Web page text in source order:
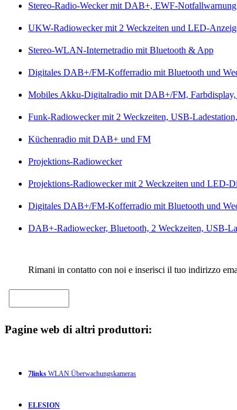
Stereo-Radio-Wecker mit DAB+, EWF-
UKW-Radiowecker mit 2 Weckzeiten und LED-
Stereo-WLAN-Internetradio mit Bluetooth & App
Digitales DAB+/FM-Kofferradio mit Bluetooth und
Mobiles Akku-Digitalradio mit DAB+/FM, Farbdisplay,
Funk-Radiowecker mit 2 Weckzeiten, USB-
Küchenradio mit DAB+ und FM
Projektions-Radiowecker
Projektions-Radiowecker mit 2 Weckzeiten und LED-
Digitales DAB+/FM-Kofferradio mit Bluetooth und
DAB+-Radiowecker, Bluetooth, 2 Weckzeiten, USB-
Rimani in contatto con noi e inserisci il tuo indirizzo
Pagine web di altri produttori:
7links WLAN Überwachungskameras
ELESION